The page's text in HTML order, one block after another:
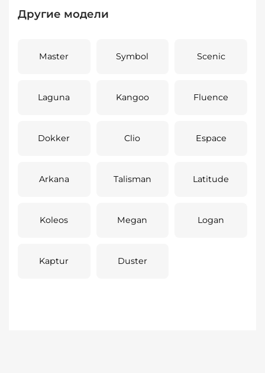
Другие модели
Master Symbol Scenic
Laguna Kangoo Fluence
Dokker Clio Espace
Arkana Talisman Latitude
Koleos Megan Logan
Kaptur Duster